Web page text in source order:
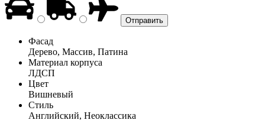
Фасад
Дерево, Массив, Патина
Материал корпуса
ЛДСП
Цвет
Вишневый
Стиль
Английский, Неоклассика